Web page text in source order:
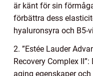
är känt för sin
förbättra dess
hyaluronsyra och B5-
2. ”Estée Lauder
Recovery Complex
aging egenskaper